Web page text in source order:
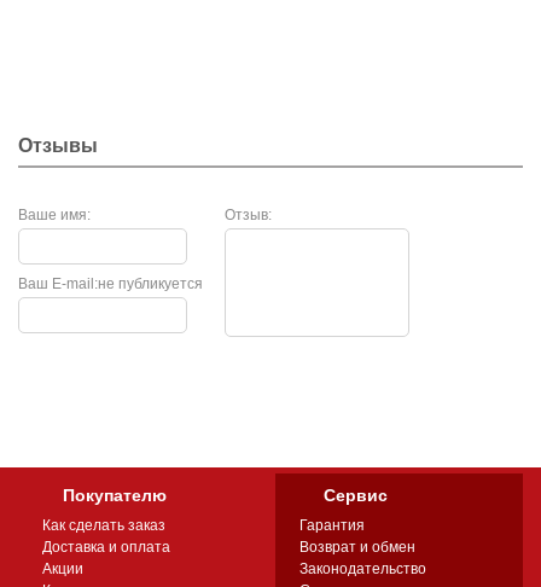
Отзывы
Ваше имя: Отзыв:
не публикуется
Ваш E-mail:
Покупателю
Как сделать заказ
Доставка и оплата
Акции
Сервис
Гарантия
Возврат и обмен
Законодательство